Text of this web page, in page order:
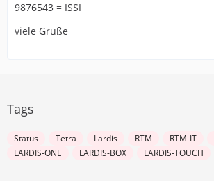
9876543 = ISSI
viele Grüße
Tags
Status Tetra Lardis RTM RTM-IT
LARDIS-ONE
LARDIS-BOX LARDIS-TOUCH